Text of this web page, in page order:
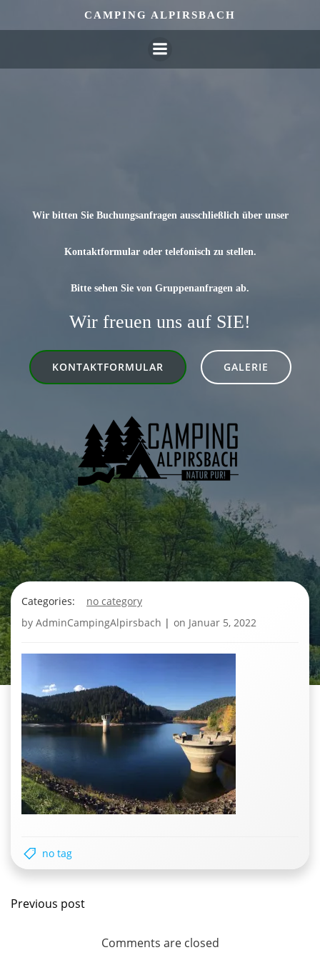
Zum
springen
CAMPING ALPIRSBACH
Wir bitten Sie Buchungsanfragen ausschließlich über unser
Kontaktformular oder telefonisch zu stellen.
Bitte sehen Sie von Gruppenanfragen ab.
Wir freuen uns auf SIE!
KONTAKTFORMULAR GALERIE
Categories:
no category
by AdminCampingAlpirsbach | on Januar 5, 2022
no tag
Post
navigation
Previous post
Comments are closed